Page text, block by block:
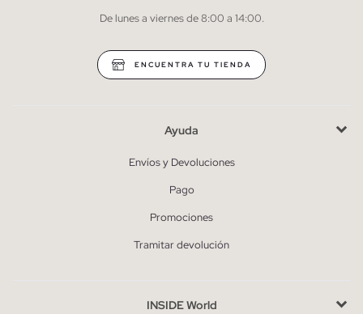
* Puedes cancelar la suscripción en cualquier momento.
De lunes a viernes de 8:00 a 14:00.
ENCUENTRA TU TIENDA
Ayuda
Envíos y Devoluciones
Pago
Promociones
Tramitar devolución
INSIDE World